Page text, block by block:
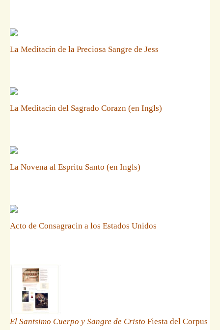
La Meditacin de la Preciosa Sangre de Jess
La Meditacin del Sagrado Corazn (en Ingls)
La Novena al Espritu Santo (en Ingls)
Acto de Consagracin a los Estados Unidos
El Santsimo Cuerpo y Sangre de Cristo Fiesta del Corpus